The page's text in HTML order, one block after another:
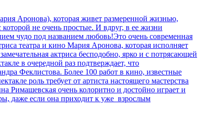
Аронова), которая живет размеренной жизнью,
не очень простые. И вдруг, в ее жизни
чудо под названием любовь!Это очень современная
театра и кино Мария Аронова, которая исполняет
актриса бесподобно, ярко и с потрясающей
в очередной раз подтверждает, что
Феклистова. Более 100 работ в кино, известные
роль требует от артиста настоящего мастерства
Римашевская очень колоритно и достойно играет и
даже если она приходит к уже взрослым